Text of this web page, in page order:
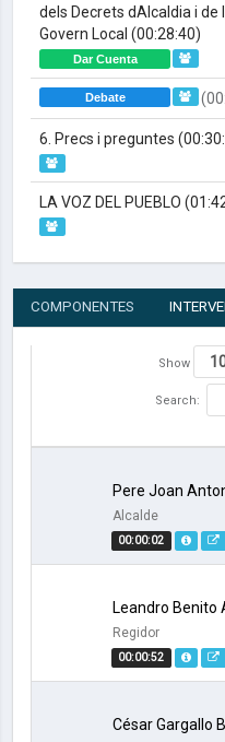
dels Decrets dAlcaldia i de
Govern Local (00:28:40)
Dar Cuenta
Debate
6. Precs i preguntes
LA VOZ DEL PUEBLO
COMPONENTES
Show
Search:
00:00:02
Pere Joan
Alcalde
00:00:52
Leandro Benito
Regidor
César Gargallo